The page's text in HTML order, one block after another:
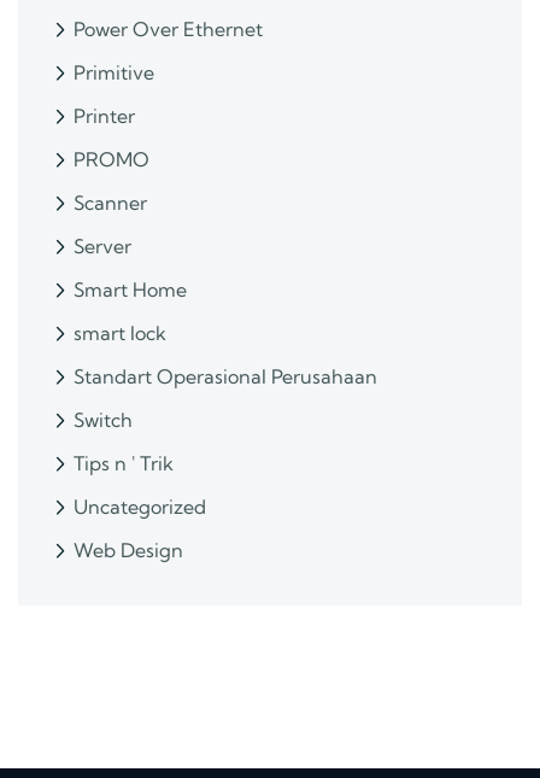
Power Over Ethernet
Primitive
Printer
PROMO
Scanner
Server
Smart Home
smart lock
Standart Operasional Perusahaan
Switch
Tips n ' Trik
Uncategorized
Web Design